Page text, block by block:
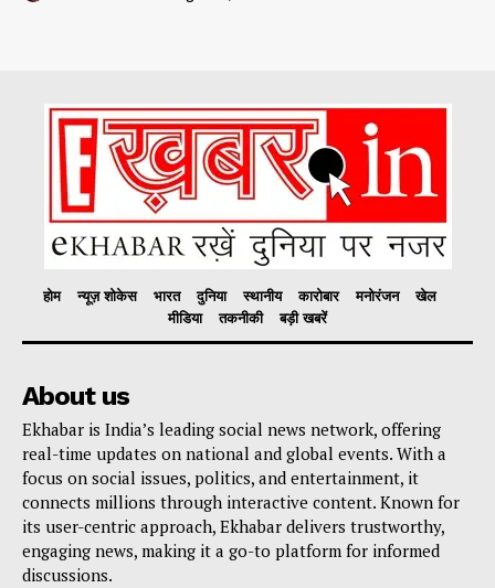
होम न्यूज़ शोकेस भारत दुनिया स्थानीय कारोबार मनोरंजन
खेल
मीडिया
तकनीकी बड़ी खबरें
About us
Ekhabar is India’s leading social news network, offering
real-time updates on national and global events. With a
focus on social issues, politics, and entertainment, it
connects millions through interactive content. Known for
its user-centric approach, Ekhabar delivers trustworthy,
engaging news, making it a go-to platform for informed
discussions.